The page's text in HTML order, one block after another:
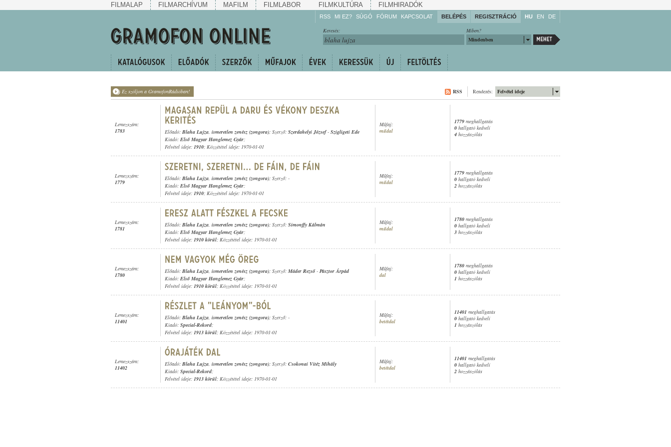
FILMALAP FILMARCHÍVUM MAFILM FILMLABOR FILMKULTÚRA FILMHIRADÓK
RSS MI EZ? SÚGÓ
Gyarapítsa!
FÓRUM KAPCSOLAT BELÉPÉS REGISZTRÁCIÓ HU EN DE
Miben?
Mindenben
Keresés:
Ez szóljon a GramofonRádióban! Felvétel ideje
Rendezés:
RSS
Lemezszám:
1783
Előadó: Blaha Lujza, ismeretlen zenész (zongora); Szerző: Szerdahelyi József- Szigligeti Ede
Kiadó: Első Magyar Hanglemez Gyár;
Felvétel ideje: 1910; Közzététel ideje: 1970-01-01
Műfaj:
műdal
1779 meghallgatás
0 hallgató kedveli
4 hozzászólás
Lemezszám:
1779
Előadó: Blaha Lujza, ismeretlen zenész (zongora); Szerző: -
Kiadó: Első Magyar Hanglemez Gyár;
Felvétel ideje: 1910; Közzététel ideje: 1970-01-01
Műfaj:
műdal
1779 meghallgatás
0 hallgató kedveli
2 hozzászólás
Lemezszám:
1781
Előadó: Blaha Lujza, ismeretlen zenész (zongora); Szerző: Simonffy Kálmán
Kiadó: Első Magyar Hanglemez Gyár;
Felvétel ideje: 1910 körül; Közzététel ideje: 1970-01-01
Műfaj:
műdal
1780 meghallgatás
0 hallgató kedveli
3 hozzászólás
Lemezszám:
1780
Előadó: Blaha Lujza, ismeretlen zenész (zongora); Szerző: Máder Rezső- Pásztor Árpád
Kiadó: Első Magyar Hanglemez Gyár;
Felvétel ideje: 1910 körül; Közzététel ideje: 1970-01-01
Műfaj:
dal
1780 meghallgatás
0 hallgató kedveli
1 hozzászólás
Lemezszám:
11401
Előadó: Blaha Lujza, ismeretlen zenész (zongora); Szerző: -
Kiadó: Special-Rekord;
Felvétel ideje: 1913 körül; Közzététel ideje: 1970-01-01
Műfaj:
betétdal
11401 meghallgatás
0 hallgató kedveli
1 hozzászólás
Lemezszám:
11402
Előadó: Blaha Lujza, ismeretlen zenész (zongora); Szerző: Csokonai Vitéz Mihály
Kiadó: Special-Rekord;
Felvétel ideje: 1913 körül; Közzététel ideje: 1970-01-01
Műfaj:
betétdal
11401 meghallgatás
0 hallgató kedveli
2 hozzászólás